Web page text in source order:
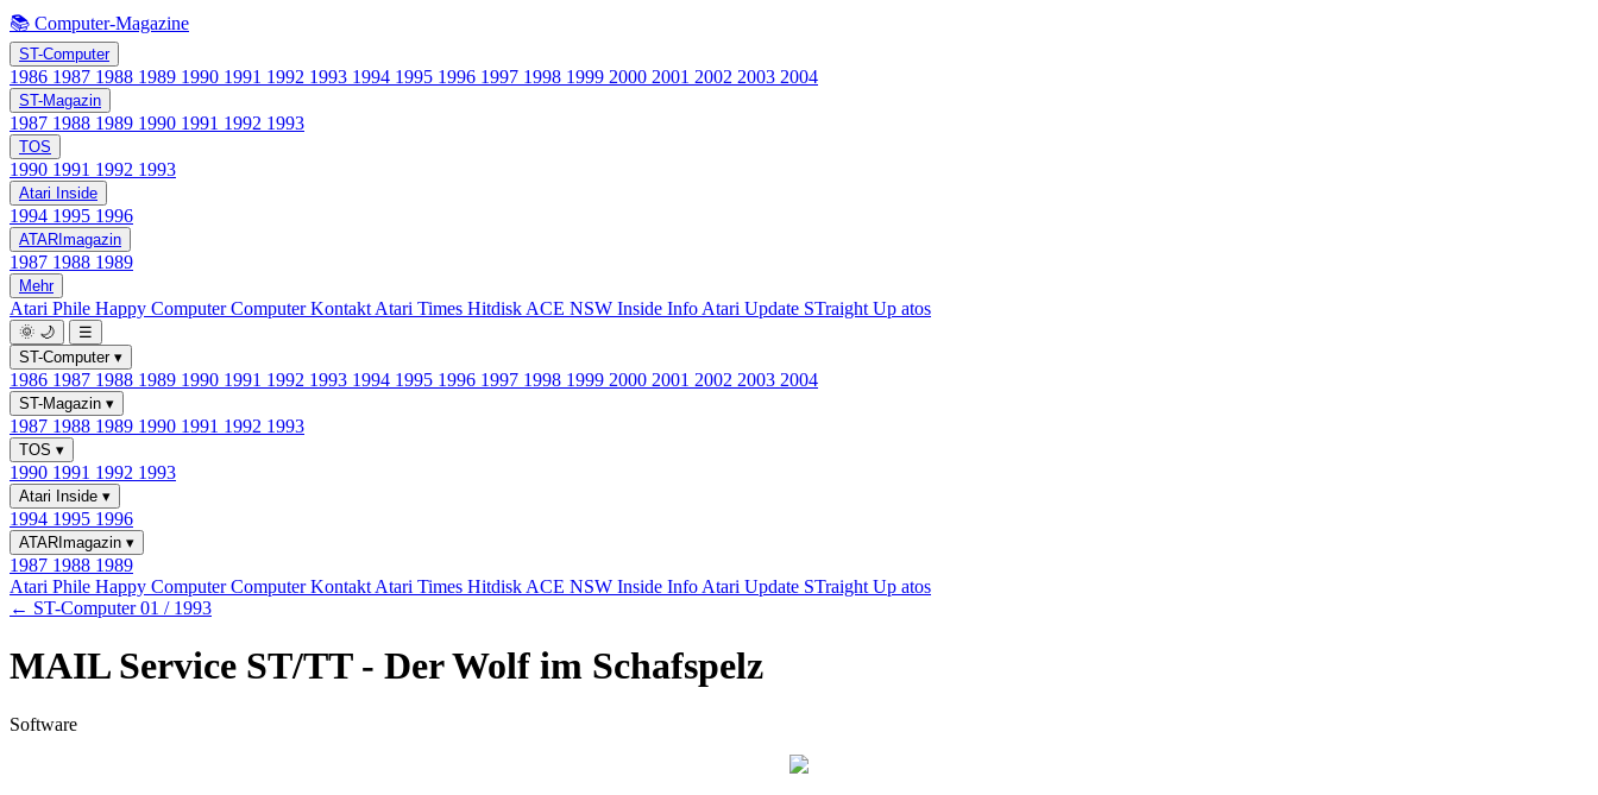
📚 Computer-Magazine
ST-Computer
1986 1987 1988 1989 1990 1991 1992 1993 1994 1995 1996 1997 1998 1999 2000 2001 2002 2003 2004
ST-Magazin
1987 1988 1989 1990 1991 1992 1993
TOS
1990 1991 1992 1993
Atari Inside
1994 1995 1996
ATARImagazin
1987 1988 1989
Mehr
Atari Phile Happy ComputerComputer Kontakt Atari Times Hitdisk ACE NSW Inside Info Atari Update STraight Up atos
🌞 🌙
☰
ST-Computer ▾
1986 1987 1988 1989 1990 1991 1992 1993 1994 1995 1996 1997 1998 1999 2000 2001 2002 2003 2004
ST-Magazin ▾
1987 1988 1989 1990 1991 1992 1993
TOS ▾
1990 1991 1992 1993
Atari Inside ▾
1994 1995 1996
ATARImagazin ▾
1987 1988 1989
Atari Phile Happy ComputerComputer Kontakt Atari Times Hitdisk ACE NSW Inside Info Atari Update STraight Up atos
← ST-Computer 01 / 1993
MAIL Service ST/TT - Der Wolf im Schafspelz
Software